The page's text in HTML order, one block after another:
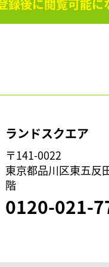
録後に閲覧可能に
ランドスクエア
〒141-0022
東京都品川区東五反
階
0120-021-